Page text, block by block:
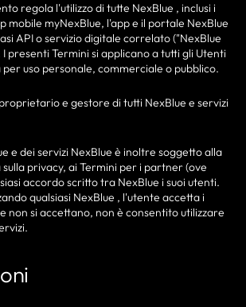
regola l'utilizzo di tutte NexBlue , inclusi i
mobile myNexBlue, l'app e il portale NexBlue
API o servizio digitale correlato ("NexBlue
I presenti Termini si applicano a tutti gli Utenti
uso personale, commerciale o pubblico.
e gestore di tutti NexBlue e servizi
e dei servizi NexBlue è inoltre soggetto alla
privacy, ai Termini per i partner (ove
accordo scritto tra NexBlue i suoi utenti.
qualsiasi NexBlue , l'utente accetta i
non si accettano, non è consentito utilizzare